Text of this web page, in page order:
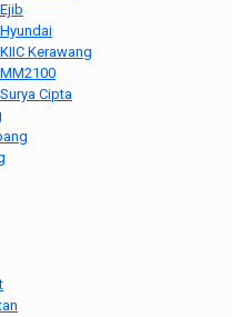
Kerawang
Cipta